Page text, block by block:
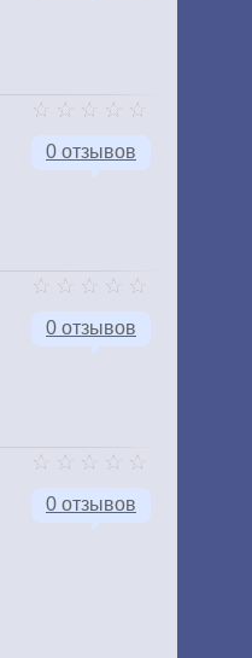
0 отзывов
0 отзывов
0 отзывов